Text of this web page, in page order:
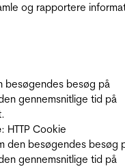
og rapportere
besøgendes besøg på
gennemsnitlige tid på
: HTTP Cookie
den besøgendes besøg
gennemsnitlige tid på